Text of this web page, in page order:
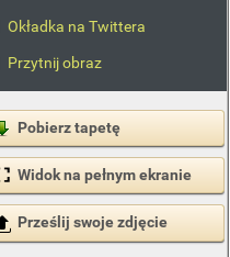
Okładka na Twittera
Przytnij obraz
Pobierz tapetę
Widok na pełnym ekranie
Prześlij swoje zdjęcie